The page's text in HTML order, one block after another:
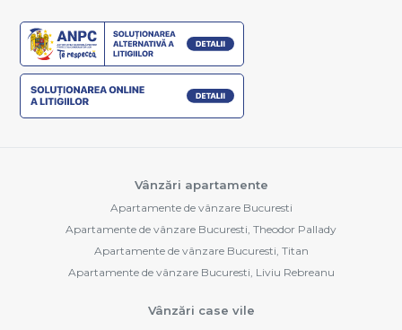
Vânzări apartamente
Apartamente de vânzare Bucuresti
Apartamente de vânzare Bucuresti, Theodor Pallady
Apartamente de vânzare Bucuresti, Titan
Apartamente de vânzare Bucuresti, Liviu Rebreanu
Vânzări case vile